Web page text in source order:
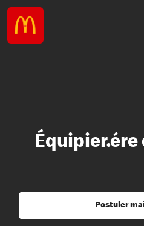
Équipier.ére
Postuler